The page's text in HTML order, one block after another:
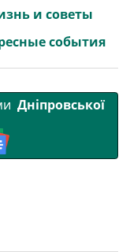
l
и советы
события
Дніпровської